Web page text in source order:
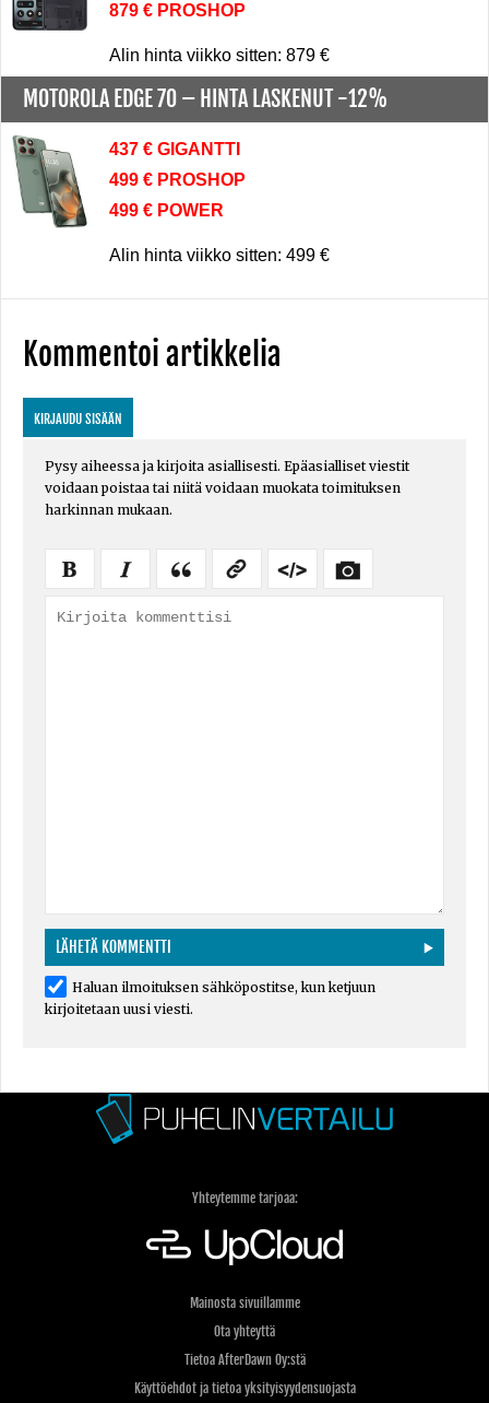
879 € PROSHOP
Alin hinta viikko sitten: 879 €
MOTOROLA EDGE 70 – HINTA LASKENUT -12%
437 € GIGANTTI
499 € PROSHOP
499 € POWER
Alin hinta viikko sitten: 499 €
Kommentoi artikkelia
KIRJAUDU SISÄÄN
Pysy aiheessa ja kirjoita asiallisesti. Epäasialliset viestit
voidaan poistaa tai niitä voidaan muokata toimituksen
harkinnan mukaan.
Haluan ilmoituksen sähköpostitse, kun ketjuun
kirjoitetaan uusi viesti.
Yhteytemme tarjoaa:
Mainosta sivuillamme
Ota yhteyttä
Tietoa AfterDawn Oy:stä
Käyttöehdot ja tietoa yksityisyydensuojasta